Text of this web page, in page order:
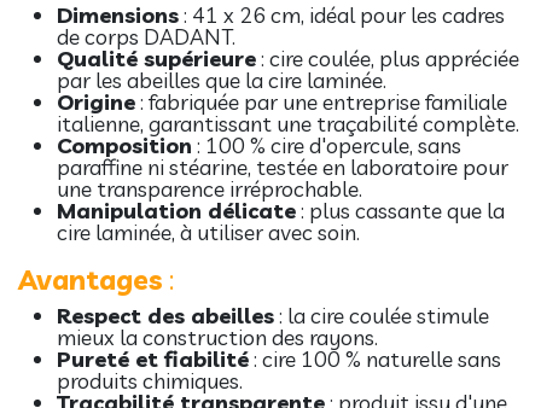
Dimensions: 41 x 26 cm, idéal pour les cadres
de corps DADANT.
Qualité supérieure: cire coulée, plus appréciée
par les abeilles que la cire laminée.
Origine: fabriquée par une entreprise familiale
italienne, garantissant une traçabilité complète.
Composition : 100 % cire d'opercule, sans
paraffine ni stéarine, testée en laboratoire pour
une transparence irréprochable.
Manipulation délicate: plus cassante que la
cire laminée, à utiliser avec soin.
Avantages :
Respect des abeilles: la cire coulée stimule
mieux la construction des rayons.
Pureté et fiabilité: cire 100 % naturelle sans
produits chimiques.